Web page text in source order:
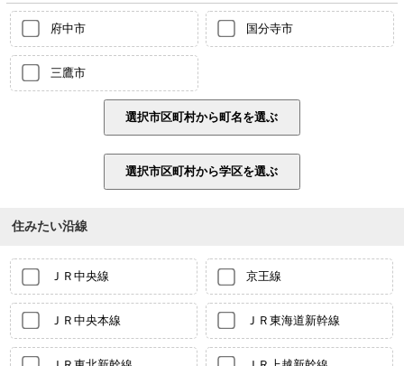
府中市 国分寺市
三鷹市
住みたい沿線
ＪＲ中央線 京王線
ＪＲ中央本線 ＪＲ東海道新幹線